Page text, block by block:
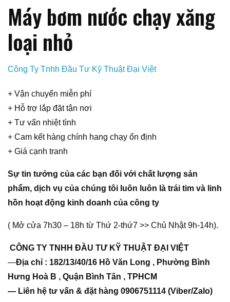
Máy bơm nước chạy xăng
loại nhỏ
Công Ty Tnhh Đầu Tư Kỹ Thuật Đại Việt
+ Vận chuyển miễn phí
+ Hỗ trợ lắp đặt tận nơi
+ Tư vấn nhiệt tình
+ Cam kết hàng chính hang chạy ổn định
+ Giá cạnh tranh
Sự tin tưởng của các bạn đối với chất lượng sản
phẩm, dịch vụ của chúng tôi luôn luôn là trái tim và linh
hồn hoạt động kinh doanh của công ty
( Mở cửa 7h30 – 18h từ Thứ 2-thứ7 >> Chủ Nhật 9h-14h).
CÔNG TY TNHH ĐẦU TƯ KỸ THUẬT ĐẠI VIỆT
—Địa chỉ : 182/13/40/16 Hồ Văn Long , Phường Bình
Hưng Hoà B , Quận Bình Tân , TPHCM
— Liên hệ tư vấn & đặt hàng 0906751114 (Viber/Zalo)